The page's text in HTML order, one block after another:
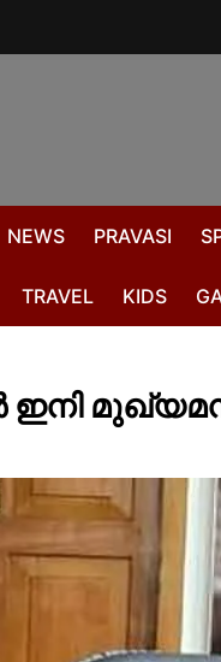
NEWS PRAVASI
TRAVEL KIDS